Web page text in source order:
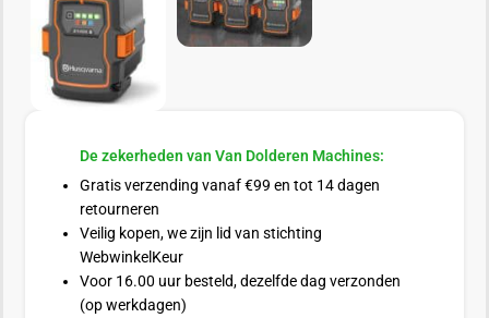
De zekerheden van Van Dolderen Machines:
Gratis verzending vanaf €99 en tot 14 dagen
retourneren
Veilig kopen, we zijn lid van stichting
WebwinkelKeur
Voor 16.00 uur besteld, dezelfde dag verzonden
(op werkdagen)